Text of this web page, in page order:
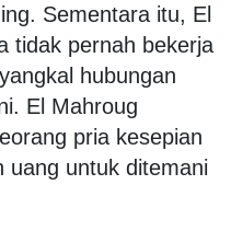
Sementara itu, El
tidak pernah bekerja
hubungan
El Mahroug
pria kesepian
uang untuk ditemani